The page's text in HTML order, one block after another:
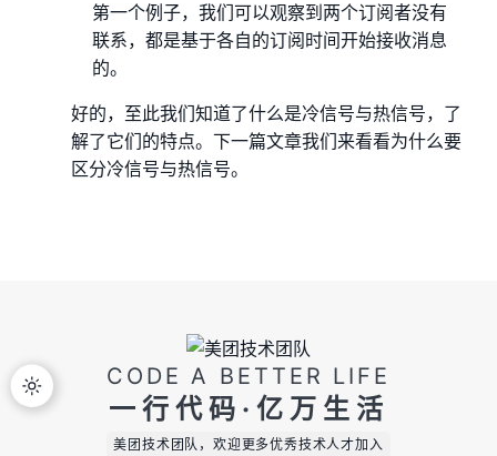
第一个例子，我们可以观察到两个订阅者没有
联系，都是基于各自的订阅时间开始接收消息
的。
好的，至此我们知道了什么是冷信号与热信号，了
解了它们的特点。下一篇文章我们来看看为什么要
区分冷信号与热信号。
CODE A BETTER LIFE
一行代码·亿万生活
美团技术团队，欢迎更多优秀技术人才加入